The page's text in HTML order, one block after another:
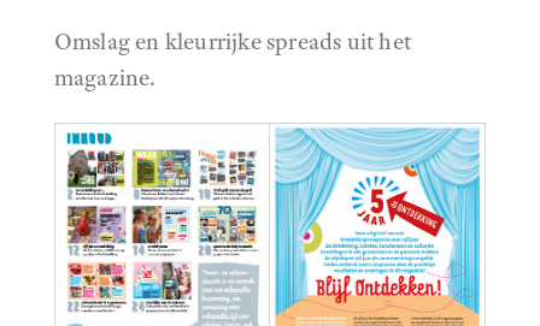
Omslag en kleurrijke spreads uit het
magazine.